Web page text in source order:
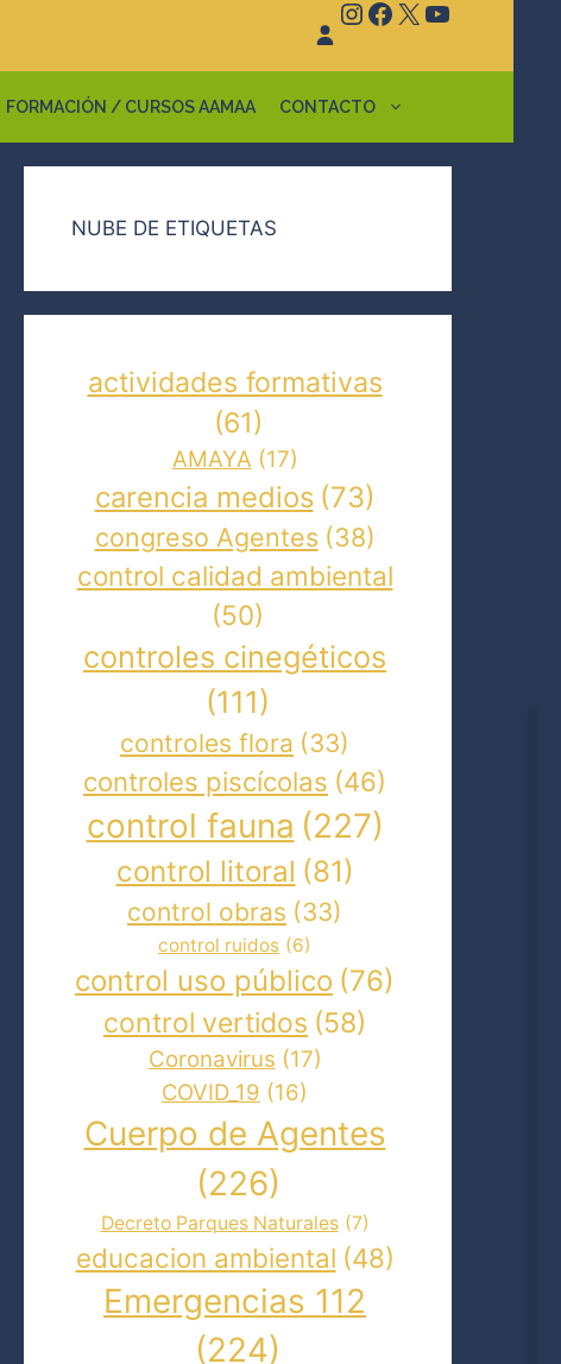
Instagram
Facebook
X YouTube
FORMACIÓN / CURSOS AAMAA CONTACTO
NUBE DE ETIQUETAS
actividades formativas
(61)
AMAYA (17)
carencia medios (73)
congreso Agentes (38)
control calidad ambiental
(50)
controles cinegéticos
(111)
controles flora (33)
controles piscícolas (46)
control fauna (227)
control litoral (81)
control obras (33)
control ruidos (6)
control uso público (76)
control vertidos (58)
Coronavirus (17)
COVID_19 (16)
Cuerpo de Agentes
(226)
Decreto Parques Naturales (7)
educacion ambiental (48)
Emergencias 112
(224)